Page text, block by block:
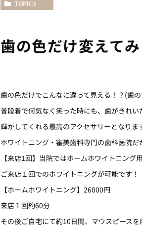
TOPICS
歯の色だけ変えて
歯の色だけでこんなに違って見える！？(歯
普段着で何気なく笑った時にも、歯がきれ
輝かしてくれる最高のアクセサリーとなりま
ホワイトニング・審美歯科専門の歯科医院
【来店1回】当院ではホームホワイトニング
ご来店１回でのホワイトニングが可能です！
【ホームホワイトニング】26000円
来店１回約60分
その後ご自宅にて約10日間、マウスピースを